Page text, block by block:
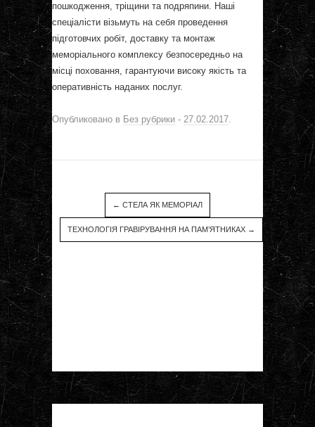
пошкодження, тріщини та подряпини. Наші
спеціалісти візьмуть на себя проведення
підготовчих робіт, доставку та монтаж
меморіального комплексу безпосередньо на
місці поховання, гарантуючи високу якість та
оперативність наданих послуг.
Опубликовано в Без рубрики - 27.02.2017.
← СТЕЛА ЯК МЕМОРІАЛ
ТЕХНОЛОГІЯ ГРАВІРУВАННЯ НА ПАМ’ЯТНИКАХ →